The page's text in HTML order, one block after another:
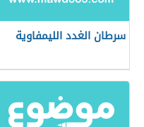
سرطان الغدد الليمفاوية